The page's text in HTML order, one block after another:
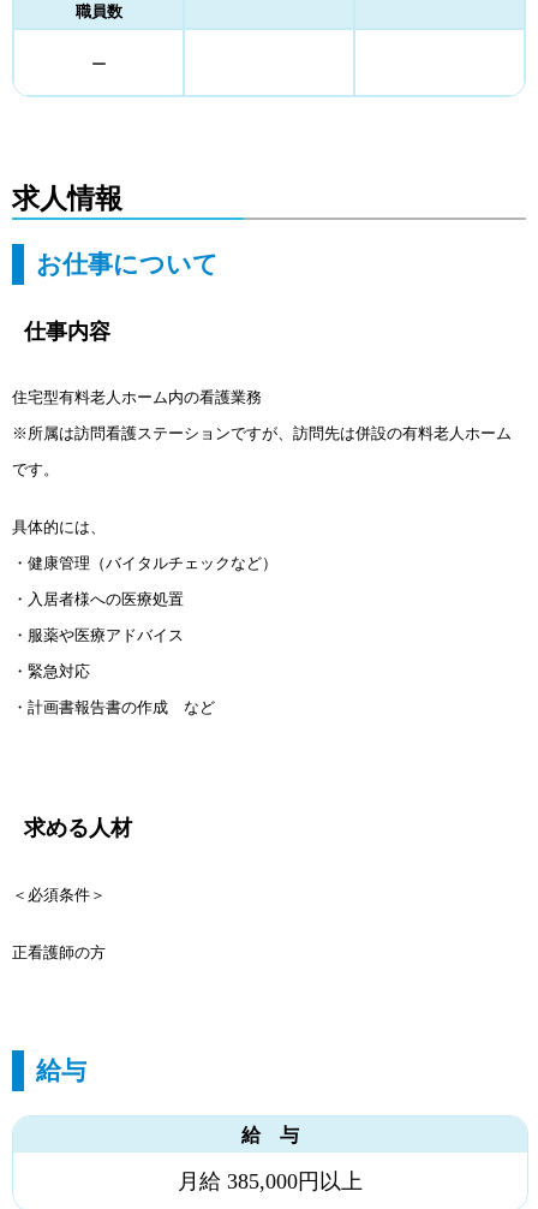
職員数
ー
求人情報
お仕事について
仕事内容
住宅型有料老人ホーム内の看護業務
※所属は訪問看護ステーションですが、訪問先は併設の有料老人ホーム
です。
具体的には、
・健康管理（バイタルチェックなど）
・入居者様への医療処置
・服薬や医療アドバイス
・緊急対応
・計画書報告書の作成 など
求める人材
＜必須条件＞
正看護師の方
給与
給 与
月給 385,000円以上